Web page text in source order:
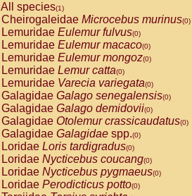
All species(1)
Cheirogaleidae Microcebus murinus(0)
Lemuridae Eulemur fulvus(0)
Lemuridae Eulemur macaco(0)
Lemuridae Eulemur mongoz(0)
Lemuridae Lemur catta(0)
Lemuridae Varecia variegata(0)
Galagidae Galago senegalensis(0)
Galagidae Galago demidovii(0)
Galagidae Otolemur crassicaudatus(0)
Galagidae Galagidae spp.(0)
Loridae Loris tardigradus(0)
Loridae Nycticebus coucang(0)
Loridae Nycticebus pygmaeus(0)
Loridae Perodicticus potto(0)